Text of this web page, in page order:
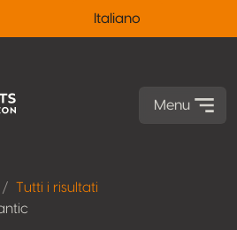
Italiano
Menu
Tutti i risultati